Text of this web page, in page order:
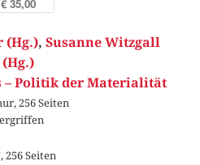
€ 35,00
(Hg.), Susanne Witzgall
(Hg.)
– Politik der Materialität
256 Seiten
256 Seiten